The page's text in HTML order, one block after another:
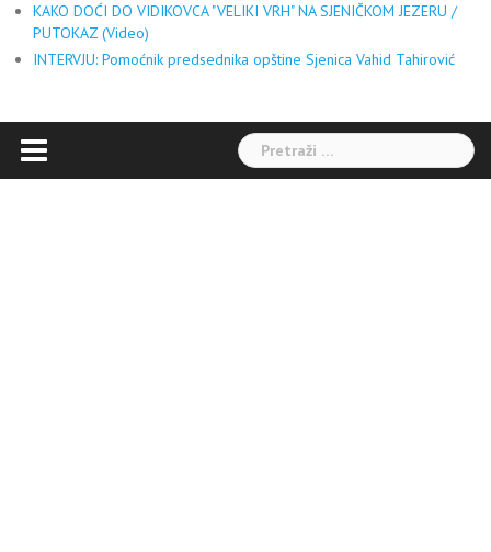
KAKO DOĆI DO VIDIKOVCA "VELIKI VRH" NA SJENIČKOM JEZERU /
PUTOKAZ (Video)
INTERVJU: Pomoćnik predsednika opštine Sjenica Vahid Tahirović
Pretraga: